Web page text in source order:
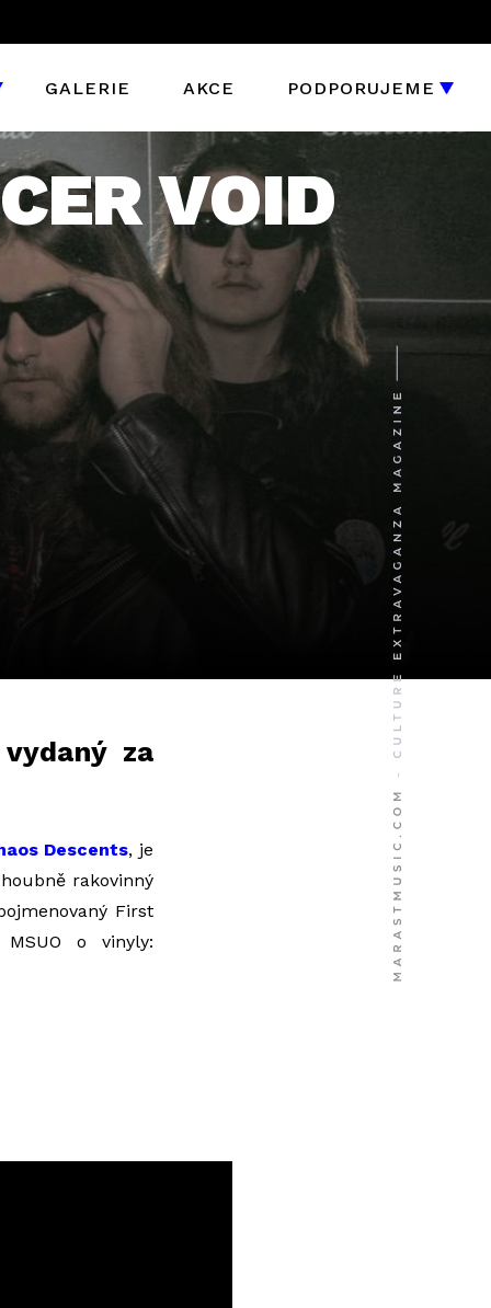
GALERIE AKCE PODPORUJEME
VOID
za
Descents, je
rakovinný
First
o vinyly: